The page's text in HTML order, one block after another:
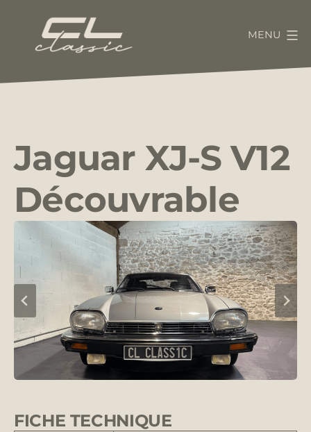
contenu
Classic
MENU
Jaguar XJ-S V12
Découvrable
FICHE TECHNIQUE